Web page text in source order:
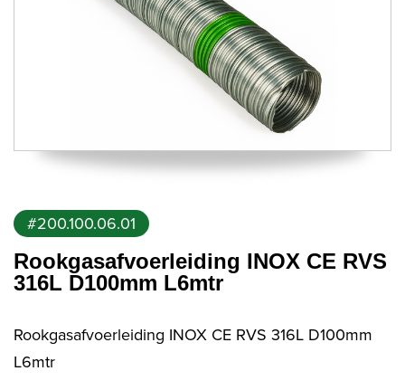
#200.100.06.01
Rookgasafvoerleiding INOX CE RVS
316L D100mm L6mtr
Rookgasafvoerleiding INOX CE RVS 316L D100mm
L6mtr